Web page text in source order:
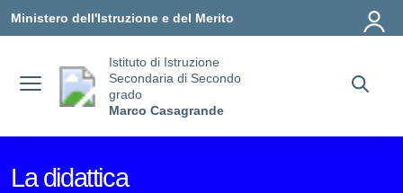
Ministero dell'Istruzione e del Merito
Istituto di Istruzione
Secondaria di Secondo
grado
Marco Casagrande
La didattica